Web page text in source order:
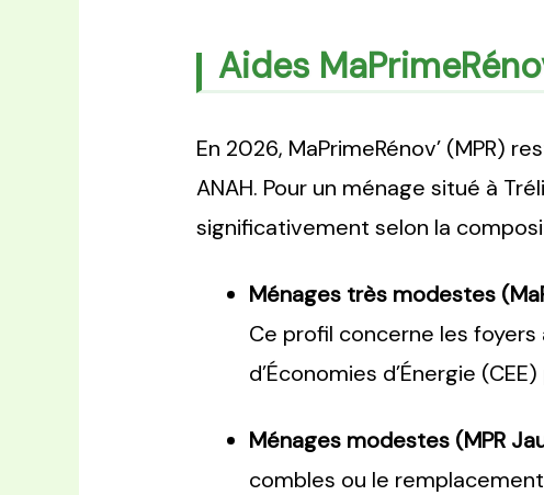
Aides
En 2026, MaPrimeRénov’ (MPR)
ANAH. Pour un ménage situé à
significativement selon la
Ménages très modestes
Ce profil concerne les
d’Économies d’Énergie
Ménages modestes (MPR
combles ou le